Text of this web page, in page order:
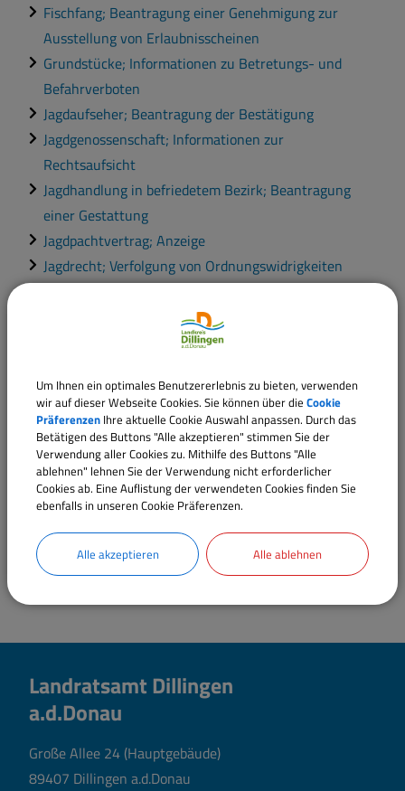
Fischfang; Beantragung einer Genehmigung zur
Ausstellung von Erlaubnisscheinen
Grundstücke; Informationen zu Betretungs- und
Befahrverboten
Jagdaufseher; Beantragung der Bestätigung
Jagdgenossenschaft; Informationen zur
Rechtsaufsicht
Jagdhandlung in befriedetem Bezirk; Beantragung
einer Gestattung
Jagdpachtvertrag; Anzeige
Jagdrecht; Verfolgung von Ordnungswidrigkeiten
Jagdschein und Falknerjagdschein; Beantragung der
Erteilung und Verlängerung
Motorsportliche Veranstaltung; Beantragung einer
Sicherheitsrecht; Anordnungen
Versammlung; Anzeige
Verschlusssachen in der Kommune; Informationen
Landratsamt Dillingen
a.d.Donau
Große Allee 24 (Hauptgebäude)
89407 Dillingen a.d.Donau
Um Ihnen ein optimales Benutzererlebnis zu bieten, verwenden
wir auf dieser Webseite Cookies. Sie können über die Cookie
Präferenzen Ihre aktuelle Cookie Auswahl anpassen. Durch das
Betätigen des Buttons "Alle akzeptieren" stimmen Sie der
Verwendung aller Cookies zu. Mithilfe des Buttons "Alle
ablehnen" lehnen Sie der Verwendung nicht erforderlicher
Cookies ab. Eine Auflistung der verwendeten Cookies finden Sie
ebenfalls in unseren Cookie Präferenzen.
Alle akzeptieren Alle ablehnen